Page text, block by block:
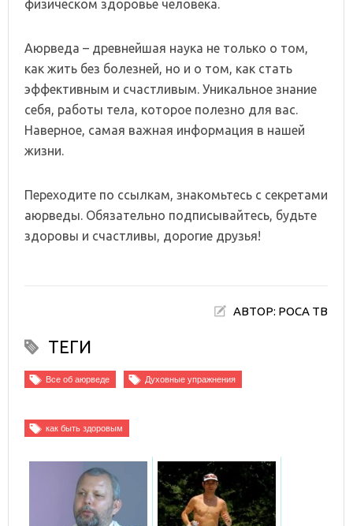
физическом здоровье человека.
Аюрведа – древнейшая наука не только о том,
как жить без болезней, но и о том, как стать
эффективным и счастливым. Уникальное знание
себя, работы тела, которое полезно для вас.
Наверное, самая важная информация в нашей
жизни.
Переходите по ссылкам, знакомьтесь с секретами
аюрведы. Обязательно подписывайтесь, будьте
здоровы и счастливы, дорогие друзья!
АВТОР: РОСА ТВ
ТЕГИ
Все об аюрведе Духовные упражнения
как быть здоровым